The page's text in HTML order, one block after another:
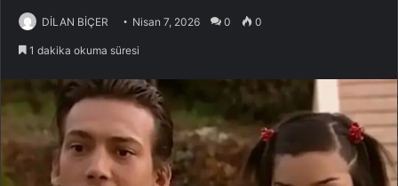
DİLAN BİÇER Nisan 7, 2026 0 0
1 dakika okuma süresi